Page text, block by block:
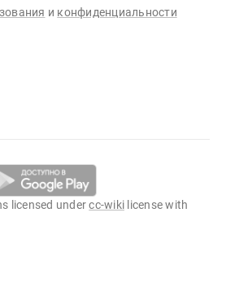
и конфиденциальности
licensed undercc-wiki license with